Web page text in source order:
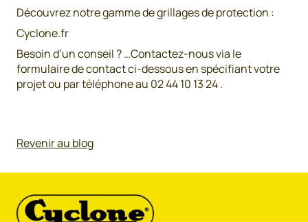
Découvrez notre gamme de grillages de protection :
Cyclone.fr
Besoin d’un conseil ? …Contactez-nous via le
formulaire de contact ci-dessous en spécifiant votre
projet ou par téléphone au 02 44 10 13 24 .
Revenir au blog